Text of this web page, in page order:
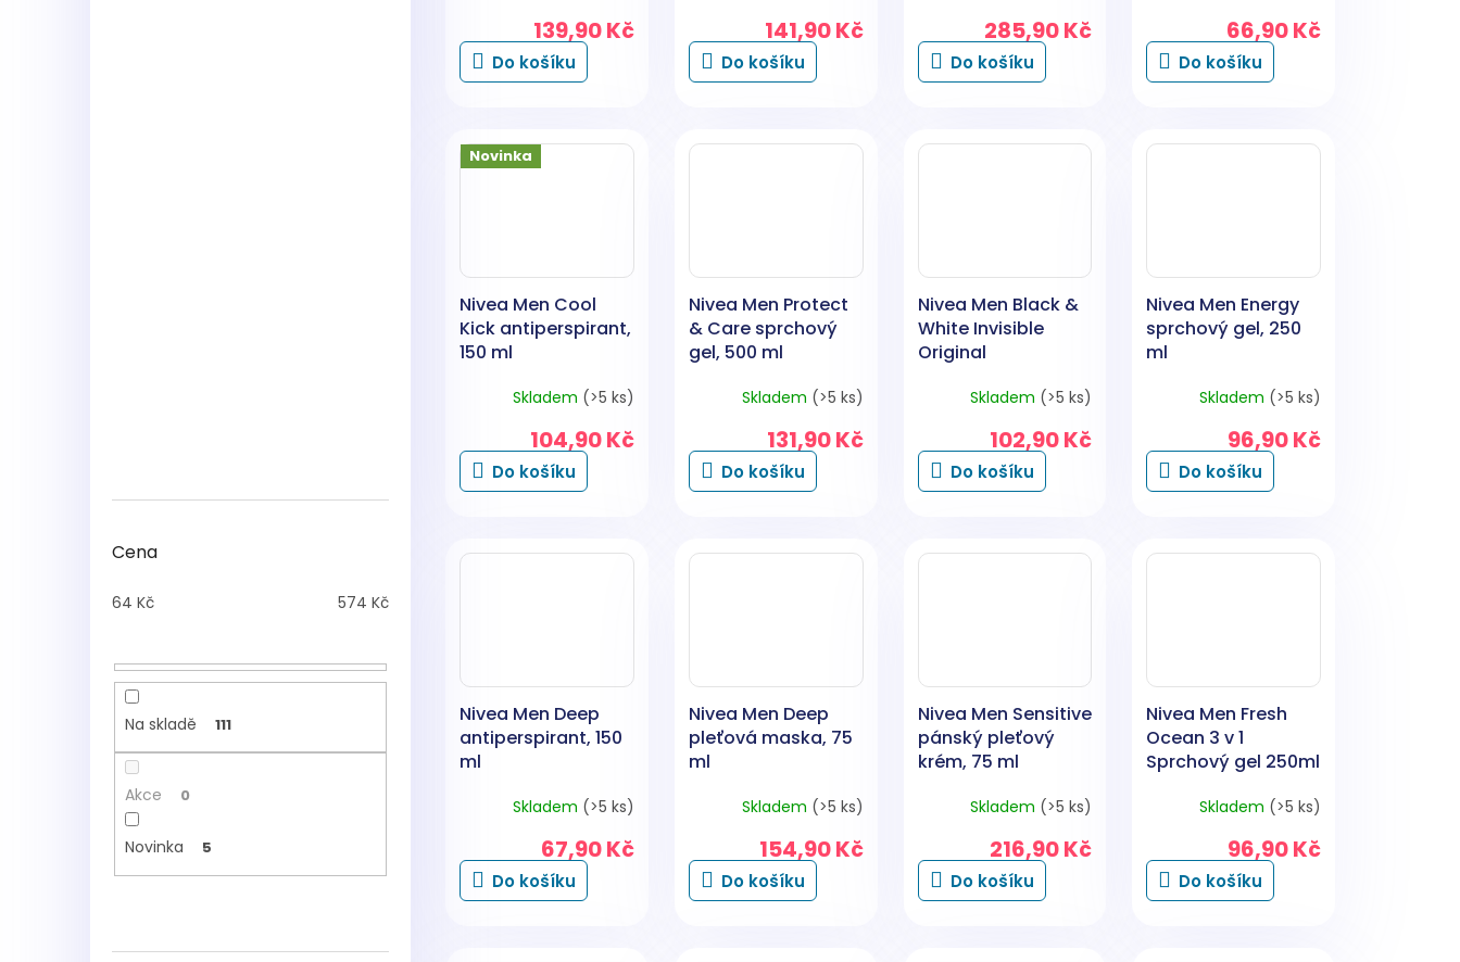
Cena
64 Kč 574 Kč
Na skladě 111
Akce 0
Novinka 5
139,90 Kč
Do košíku
141,90 Kč
Do košíku
285,90 Kč
Do košíku
66,90 Kč
Do košíku
Novinka
Nivea Men Cool
Kick antiperspirant,
150 ml
Skladem (>5 ks)
104,90 Kč
Do košíku
Nivea Men Protect
& Care sprchový
gel, 500 ml
Skladem (>5 ks)
131,90 Kč
Do košíku
Nivea Men Black &
White Invisible
Original
Skladem (>5 ks)
102,90 Kč
Do košíku
Nivea Men Energy
sprchový gel, 250
ml
Skladem (>5 ks)
96,90 Kč
Do košíku
Nivea Men Deep
antiperspirant, 150
ml
Skladem (>5 ks)
67,90 Kč
Do košíku
Nivea Men Deep
pleťová maska, 75
ml
Skladem (>5 ks)
154,90 Kč
Do košíku
Nivea Men Sensitive
pánský pleťový
krém, 75 ml
Skladem (>5 ks)
216,90 Kč
Do košíku
Nivea Men Fresh
Ocean 3 v 1
Sprchový gel 250ml
Skladem (>5 ks)
96,90 Kč
Do košíku